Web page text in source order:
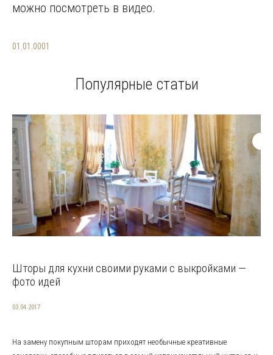
можно посмотреть в видео.
01.01.0001
Популярные статьи
Шторы для кухни своими руками с выкройками —
фото идей
03.04.2017
На замену покупным шторам приходят необычные креативные